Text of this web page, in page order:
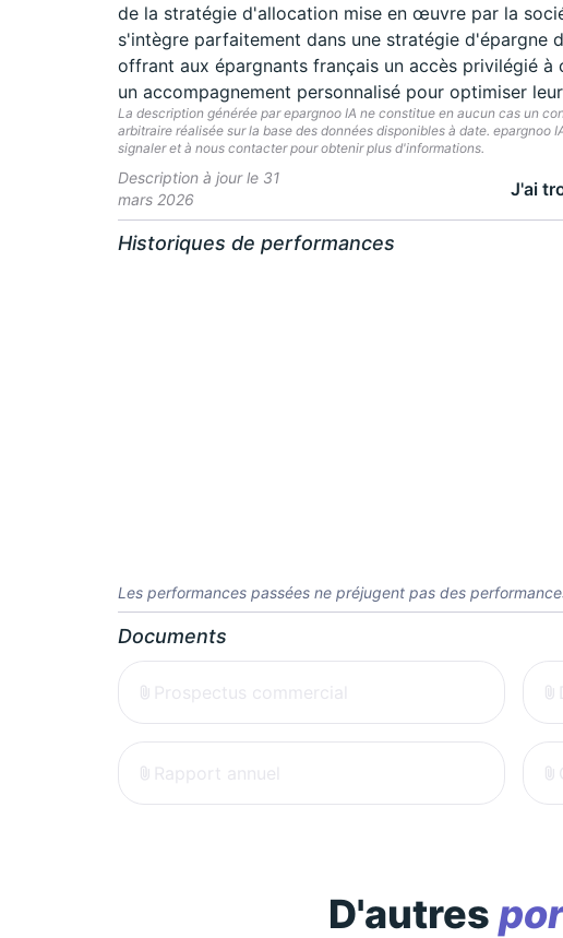
de la stratégie d'allocation mise en œuvre par la
s'intègre parfaitement dans une stratégie d'épargne
offrant aux épargnants français un accès privilégié
un accompagnement personnalisé pour optimiser
La description générée par epargnoo IA ne constitue en aucun cas un
arbitraire réalisée sur la base des données disponibles à date. epargnoo
signaler et à nous contacter pour obtenir plus d'informations.
Description à jour le 31
mars 2026
J'ai
Historiques de performances
Les performances passées ne préjugent pas des
Documents
Prospectus commercial
Rapport annuel
D'autres